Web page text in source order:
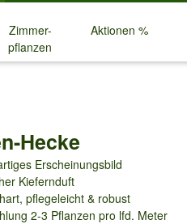
Zimmer-
pflanzen
Aktionen %
↓
↓
Hecke
Erscheinungsbild
Kiefernduft
pflegeleicht & robust
2-3 Pflanzen pro lfd. Meter